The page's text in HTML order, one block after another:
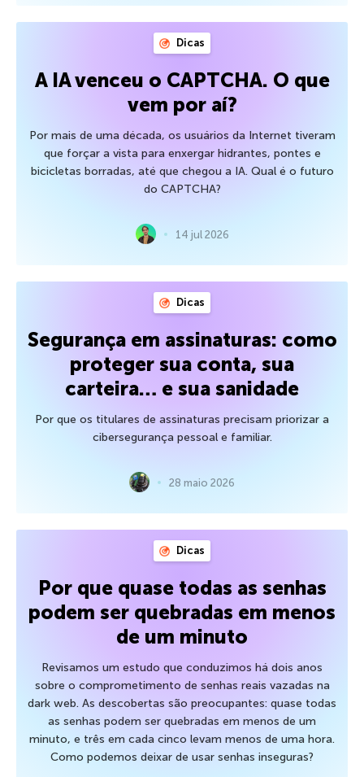
Dicas
A IA venceu o CAPTCHA. O que
vem por aí?
Por mais de uma década, os usuários da Internet tiveram
que forçar a vista para enxergar hidrantes, pontes e
bicicletas borradas, até que chegou a IA. Qual é o futuro
do CAPTCHA?
14 jul 2026
Dicas
Segurança em assinaturas: como
proteger sua conta, sua
carteira… e sua sanidade
Por que os titulares de assinaturas precisam priorizar a
cibersegurança pessoal e familiar.
28 maio 2026
Dicas
Por que quase todas as senhas
podem ser quebradas em menos
de um minuto
Revisamos um estudo que conduzimos há dois anos
sobre o comprometimento de senhas reais vazadas na
dark web. As descobertas são preocupantes: quase todas
as senhas podem ser quebradas em menos de um
minuto, e três em cada cinco levam menos de uma hora.
Como podemos deixar de usar senhas inseguras?